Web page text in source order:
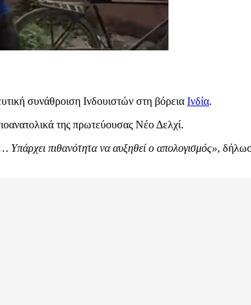
συνάθροιση Ινδουιστών στη βόρεια Ινδία.
της πρωτεύουσας Νέο Δελχί.
πιθανότητα να αυξηθεί ο απολογισμός»,